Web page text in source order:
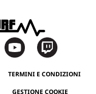
TERMINI E CONDIZIONI
GESTIONE COOKIE